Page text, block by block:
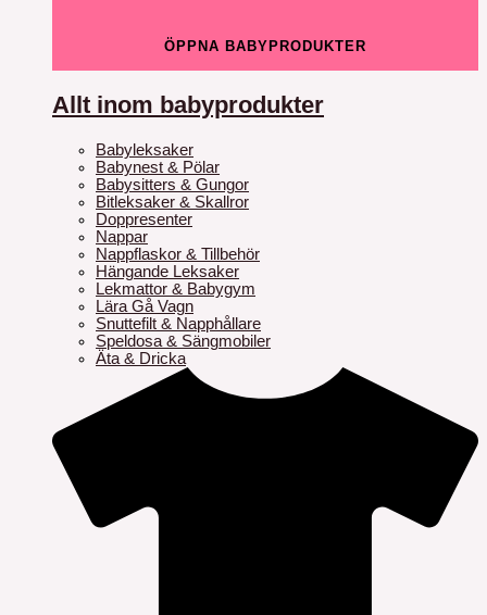
ÖPPNA BABYPRODUKTER
Allt inom babyprodukter
Babyleksaker
Babynest & Pölar
Babysitters & Gungor
Bitleksaker & Skallror
Doppresenter
Nappar
Nappflaskor & Tillbehör
Hängande Leksaker
Lekmattor & Babygym
Lära Gå Vagn
Snuttefilt & Napphållare
Speldosa & Sängmobiler
Äta & Dricka